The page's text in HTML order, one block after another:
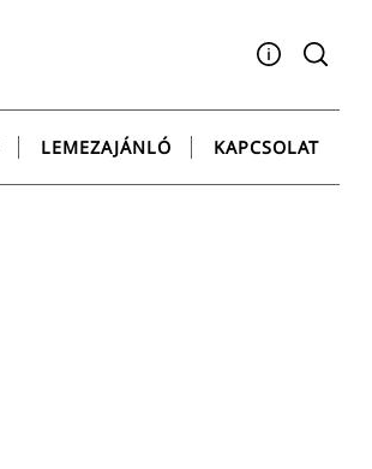
Facebook
YouTubeInstagram
TwitterSpotify
LEMEZAJÁNLÓ KAPCSOLAT